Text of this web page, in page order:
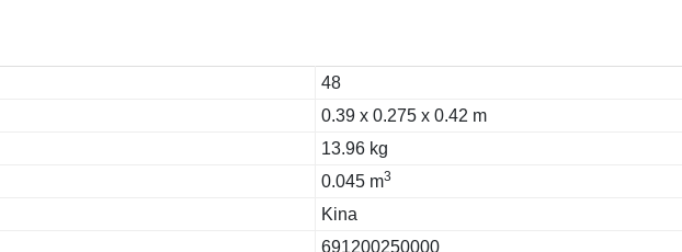
48
0.39 x 0.275 x 0.42 m
13.96 kg
0.045 m3
Kina
691200250000